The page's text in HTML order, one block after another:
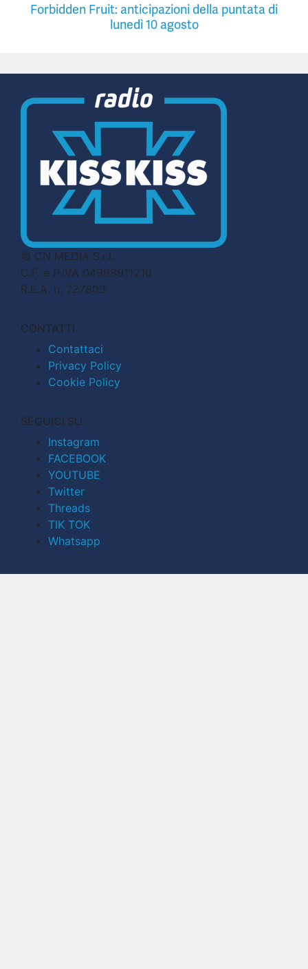
Forbidden Fruit: anticipazioni della puntata di
lunedì 10 agosto
© CN MEDIA S.r.l.
C.F. e P.IVA 04998911210
R.E.A. n. 727803
CONTATTI
Contattaci
Privacy Policy
Cookie Policy
SEGUICI SU
Instagram
FACEBOOK
YOUTUBE
Twitter
Threads
TIK TOK
Whatsapp